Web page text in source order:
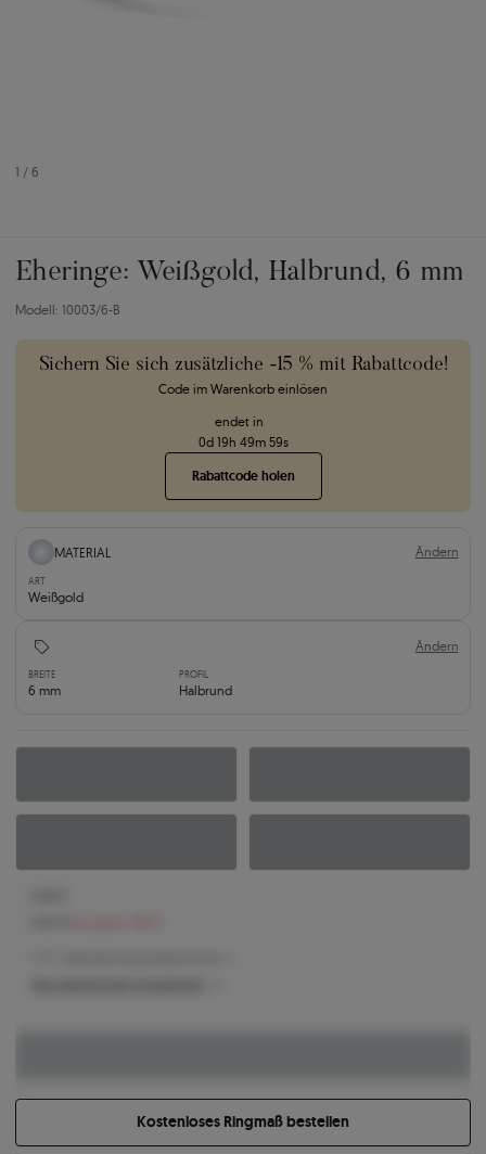
1 / 6
Eheringe: Weißgold, Halbrund, 6 mm
Modell: 10003/6-B
Sichern Sie sich zusätzliche -15 % mit Rabattcode!
Code im Warenkorb einlösen
endet in
0d 19h 49m 58s
Rabattcode holen
MATERIAL Ändern
ART
Weißgold
Ändern
BREITE
6 mm
PROFIL
Halbrund
Kostenloses Ringmaß bestellen